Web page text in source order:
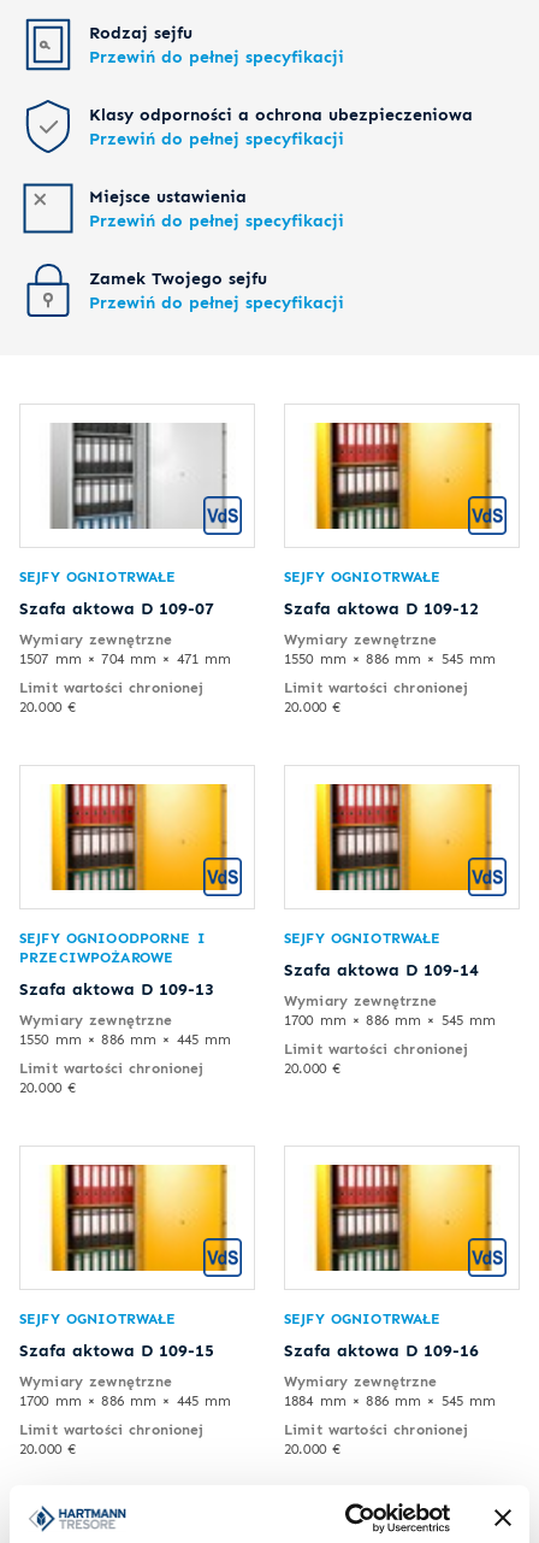
SEJFY OGNIOTRWAŁE
Szafa aktowa D 109-07
Wymiary zewnętrzne
1507 mm × 704 mm × 471 mm
Limit wartości chronionej
20.000 €
SEJFY OGNIOTRWAŁE
Szafa aktowa D 109-12
Wymiary zewnętrzne
1550 mm × 886 mm × 545 mm
Limit wartości chronionej
20.000 €
SEJFY OGNIOODPORNE I
PRZECIWPOŻAROWE
Szafa aktowa D 109-13
Wymiary zewnętrzne
1550 mm × 886 mm × 445 mm
Limit wartości chronionej
20.000 €
SEJFY OGNIOTRWAŁE
Szafa aktowa D 109-14
Wymiary zewnętrzne
1700 mm × 886 mm × 545 mm
Limit wartości chronionej
20.000 €
SEJFY OGNIOTRWAŁE
Szafa aktowa D 109-15
Wymiary zewnętrzne
1700 mm × 886 mm × 445 mm
Limit wartości chronionej
20.000 €
SEJFY OGNIOTRWAŁE
Szafa aktowa D 109-16
Wymiary zewnętrzne
1884 mm × 886 mm × 545 mm
Limit wartości chronionej
20.000 €
Rodzaj sejfu
Przewiń do pełnej specyfikacji
Klasy odporności a ochrona ubezpieczeniowa
Przewiń do pełnej specyfikacji
Miejsce ustawienia
Przewiń do pełnej specyfikacji
Zamek Twojego sejfu
Przewiń do pełnej specyfikacji